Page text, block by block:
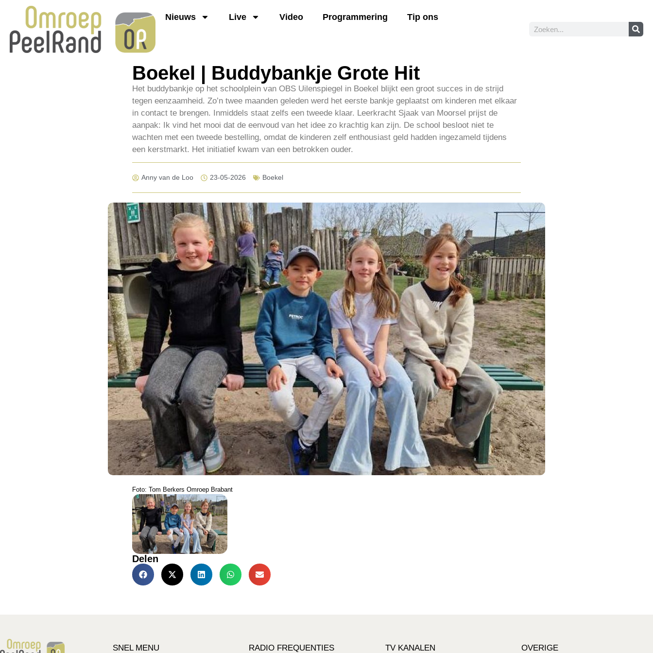
Nieuws Live Video Programmering Tip ons
Boekel | Buddybankje Grote Hit
Het buddybankje op het schoolplein van OBS Uilenspiegel in Boekel blijkt een groot succes in de strijd
tegen eenzaamheid. Zo’n twee maanden geleden werd het eerste bankje geplaatst om kinderen met elkaar
in contact te brengen. Inmiddels staat zelfs een tweede klaar. Leerkracht Sjaak van Moorsel prijst de
aanpak: Ik vind het mooi dat de eenvoud van het idee zo krachtig kan zijn. De school besloot niet te
wachten met een tweede bestelling, omdat de kinderen zelf enthousiast geld hadden ingezameld tijdens
een kerstmarkt. Het initiatief kwam van een betrokken ouder.
Anny van de Loo 23-05-2026 Boekel
Foto: Tom Berkers Omroep Brabant
Delen
SNEL MENU RADIO FREQUENTIES TV KANALEN OVERIGE